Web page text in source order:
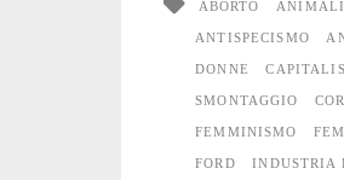
di
meno
ABORTO
ANTISPECISMO
DONNE
SMONTAGGIO
FEMMINISMO
FORD INDUSTRIA